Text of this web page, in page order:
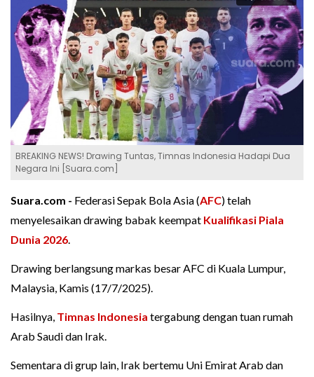
BREAKING NEWS! Drawing Tuntas, Timnas Indonesia Hadapi Dua
Negara Ini [Suara.com]
Suara.com - Federasi Sepak Bola Asia (AFC) telah
menyelesaikan drawing babak keempat Kualifikasi Piala
Dunia 2026.
Drawing berlangsung markas besar AFC di Kuala Lumpur,
Malaysia, Kamis (17/7/2025).
Hasilnya, Timnas Indonesia tergabung dengan tuan rumah
Arab Saudi dan Irak.
Sementara di grup lain, Irak bertemu Uni Emirat Arab dan